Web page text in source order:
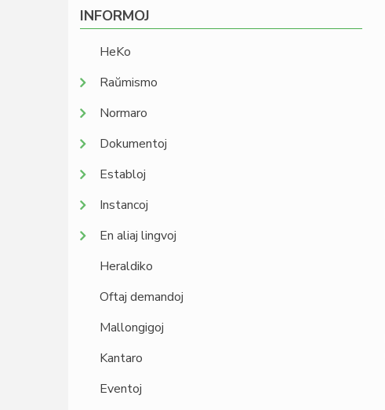
INFORMOJ
HeKo
Raŭmismo
Normaro
Dokumentoj
Establoj
Instancoj
En aliaj lingvoj
Heraldiko
Oftaj demandoj
Mallongigoj
Kantaro
Eventoj